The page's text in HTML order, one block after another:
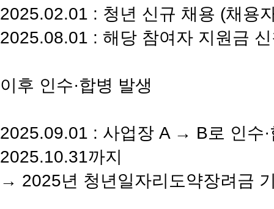
2025.02.01 : 청년 신규 채용 (채용
2025.08.01 : 해당 참여자 지원금
이후 인수·합병 발생
2025.09.01 : 사업장 A → B로 인수·
2025.10.31까지
→ 2025년 청년일자리도약장려금